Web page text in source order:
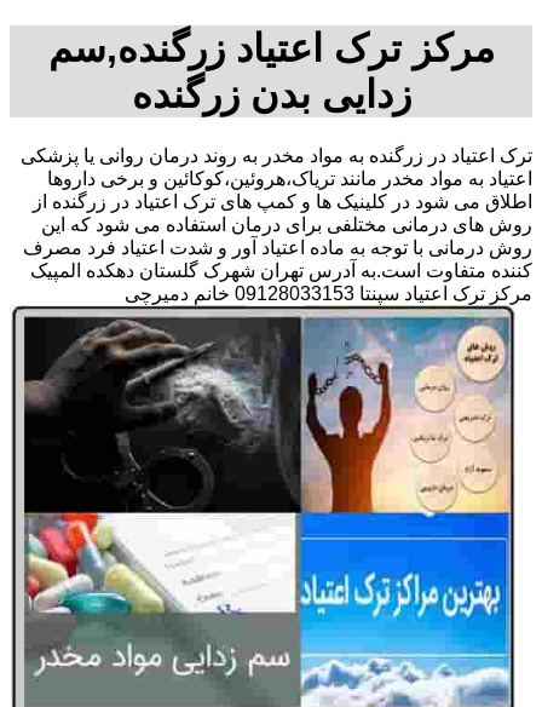
مرکز ترک اعتیاد زرگنده,سم
زدایی بدن زرگنده
ترک اعتیاد در زرگنده به مواد مخدر به روند درمان روانی یا پزشکی
اعتیاد به مواد مخدر مانند تریاک،هروئین،کوکائین و برخی داروها
اطلاق می شود در کلینیک ها و کمپ های ترک اعتیاد در زرگنده از
روش های درمانی مختلفی برای درمان استفاده می شود که این
روش درمانی با توجه به ماده اعتیاد آور و شدت اعتیاد فرد مصرف
کننده متفاوت است.به آدرس تهران شهرک گلستان دهکده المپیک
مرکز ترک اعتیاد سپنتا 09128033153 خانم دمیرچی